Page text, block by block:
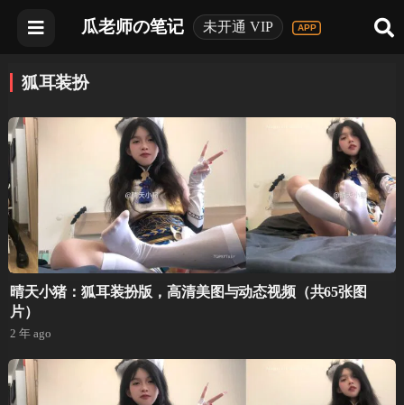
瓜老师の笔记 未开通 VIP
狐耳装扮
晴天小猪：狐耳装扮版，高清美图与动态视频（共65张图
片）
2 年 ago